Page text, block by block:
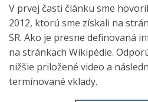
V prvej časti článku sme
2012, ktorú sme získali na
SR. Ako je presne definovaná
na stránkach Wikipédie.
nižšie priložené video a
termínované vklady.